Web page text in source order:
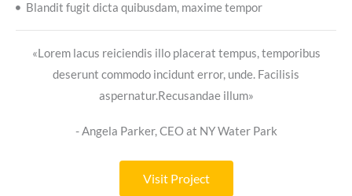
Blandit fugit dicta quibusdam, maxime tempor
«Lorem lacus reiciendis illo placerat tempus, temporibus
deserunt commodo incidunt error, unde. Facilisis
aspernatur.Recusandae illum»
- Angela Parker, CEO at NY Water Park
Visit Project